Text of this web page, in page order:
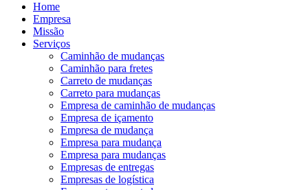
Home
Empresa
Missão
Serviços
Caminhão de mudanças
Caminhão para fretes
Carreto de mudanças
Carreto para mudanças
Empresa de caminhão de mudanças
Empresa de içamento
Empresa de mudança
Empresa para mudança
Empresa para mudanças
Empresas de entregas
Empresas de logística